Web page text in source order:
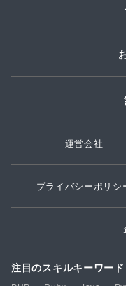
運営会社
プライバシーポリシ
注目のスキルキーワード